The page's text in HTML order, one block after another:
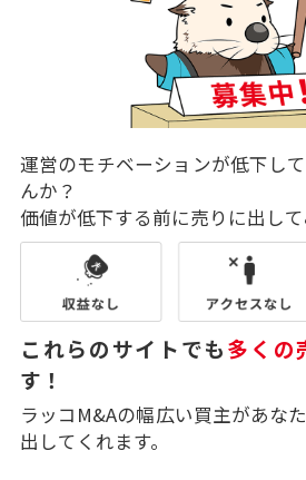
運営のモチベーションが低下し
んか？
価値が低下する前に売りに出して
これらのサイトでも多くの
す！
ラッコM&Aの幅広い買主があな
出してくれます。